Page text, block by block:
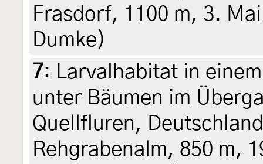
Frasdorf, 1100 m, 3.
Dumke)
7: Larvalhabitat in
unter Bäumen im
Quellfluren,
Rehgrabenalm, 850 m,